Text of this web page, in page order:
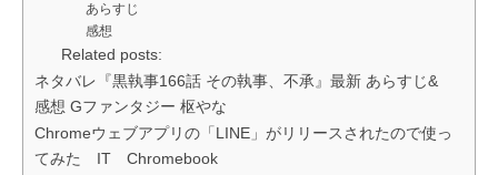
あらすじ
感想
Related posts:
ネタバレ『黒執事166話 その執事、不承』最新 あらすじ&
感想 Gファンタジー 枢やな
Chromeウェブアプリの「LINE」がリリースされたので使っ
てみた IT Chromebook